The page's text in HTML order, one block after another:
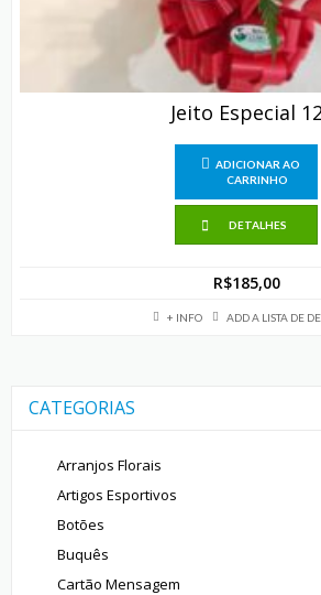
Jeito Especial 12
ADICIONAR AO
CARRINHO
DETALHES
R$185,00
+ INFO ADD A LISTA DE
CATEGORIAS
Arranjos Florais
Artigos Esportivos
Botões
Buquês
Cartão Mensagem